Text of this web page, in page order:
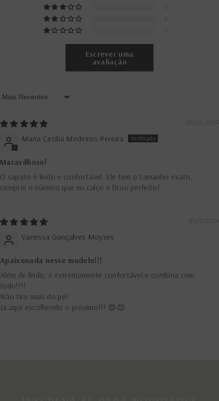
0
0
0
Escrever uma
avaliação
Sort By
06/26/2025
Maria Cecilia Medeiros Pereira
Maravilhoso!
O sapato é lindo e confortável. Ele tem o tamanho exato,
comprei o número que eu calço e ficou perfeito!
09/11/2024
Vanessa Gonçalves Moyses
Apaixonada nesse modelo!!!
Além de lindo, é extremamente confortável e combina com
tudo!!!!
Não tiro mais do pé!
Ja aqui escolhendo o próximo!!! 😍😍